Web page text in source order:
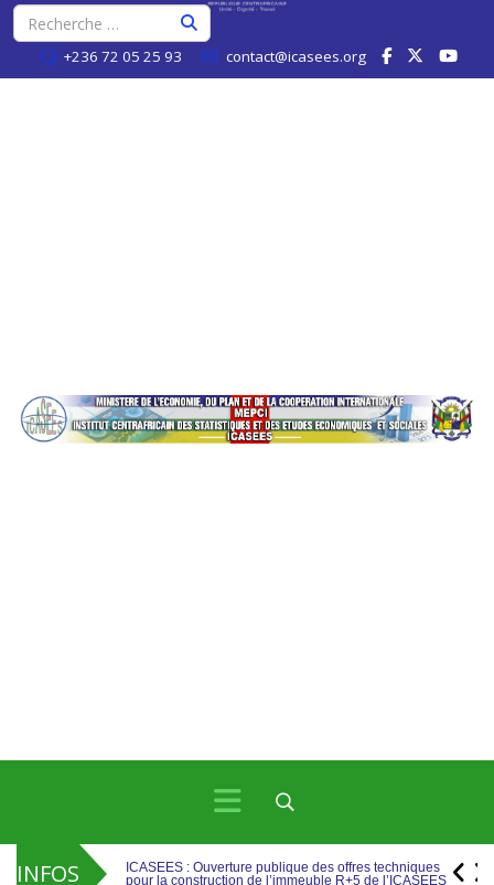
+236 72 05 25 93 contact@icasees.org
INFOS
ICASEES : La Journée Internationale des Peuples
Autochtones célébrée à Pissa autour de l’inclusion et de
ICASEES : Ouverture publique des offres techniques
pour la construction de l’immeuble R+5 de l’ICASEES